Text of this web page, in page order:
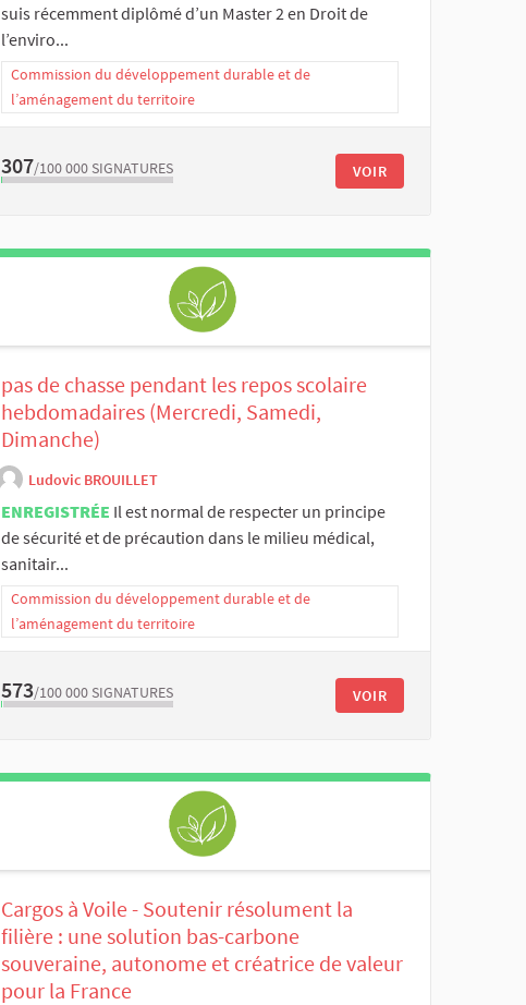
suis récemment diplômé d’un Master 2 en Droit de
l’enviro...
Commission du développement durable et de
l’aménagement du territoire
307/100 000 SIGNATURES VOIR
pas de chasse pendant les repos scolaire
hebdomadaires (Mercredi, Samedi,
Dimanche)
Ludovic BROUILLET
ENREGISTRÉE Il est normal de respecter un principe
de sécurité et de précaution dans le milieu médical,
sanitair...
Commission du développement durable et de
l’aménagement du territoire
573/100 000 SIGNATURES VOIR
Cargos à Voile - Soutenir résolument la
filière : une solution bas-carbone
souveraine, autonome et créatrice de valeur
pour la France